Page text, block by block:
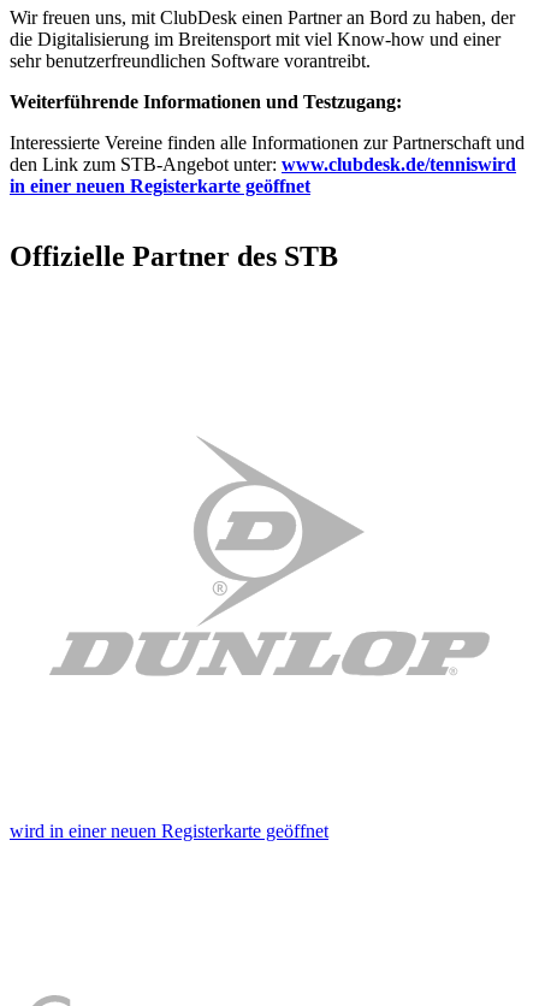
zu können und die Zugriffe auf unsere Website zu
analysieren. Außerdem geben wir Informationen zu Ihrer
Verwendung unserer Website an unsere Partner für
soziale Medien, Werbung und Analysen weiter. Unsere
weiteren Daten zusammen, die Sie ihnen bereitgestellt
haben oder die sie im Rahmen Ihrer Nutzung der Dienste
angepasst werden.
Wir freuen uns, mit ClubDesk einen Partner an Bord zu haben, der
die Digitalisierung im Breitensport mit viel Know-how und einer
sehr benutzerfreundlichen Software vorantreibt.
Weiterführende Informationen und Testzugang:
Interessierte Vereine finden alle Informationen zur Partnerschaft und
den Link zum STB-Angebot unter: www.clubdesk.de/tenniswird
in einer neuen Registerkarte geöffnet
Offizielle Partner des STB
wird in einer neuen Registerkarte geöffnet